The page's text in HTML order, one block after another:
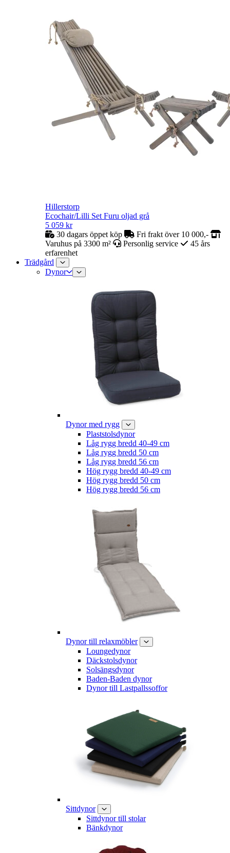
Hillerstorp
Ecochair/Lilli Set Furu oljad grå
5 059 kr
30 dagars öppet köp
Fri frakt över 10 000,-
Varuhus på 3300 m²
Personlig service
45 års
erfarenhet
Trädgård
Dynor
Dynor med rygg
Plaststolsdynor
Låg rygg bredd 40-49 cm
Låg rygg bredd 50 cm
Låg rygg bredd 56 cm
Hög rygg bredd 40-49 cm
Hög rygg bredd 50 cm
Hög rygg bredd 56 cm
Dynor till relaxmöbler
Loungedynor
Däckstolsdynor
Solsängsdynor
Baden-Baden dynor
Dynor till Lastpallssoffor
Sittdynor
Sittdynor till stolar
Bänkdynor